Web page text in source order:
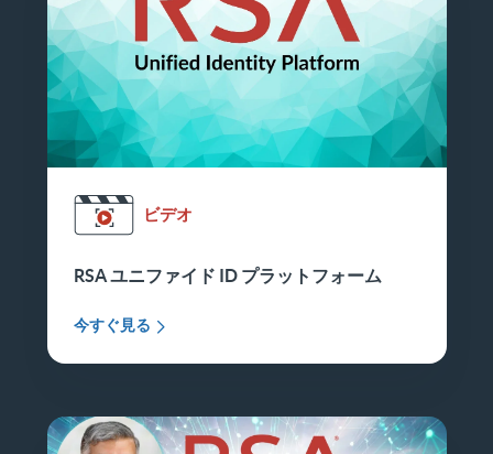
ビデオ
RSA ユニファイド ID プラットフォーム
今すぐ見る